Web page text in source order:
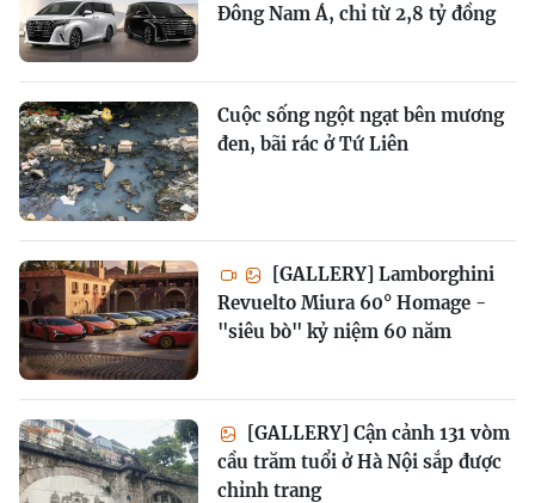
Đông Nam Á, chỉ từ 2,8 tỷ đồng
Cuộc sống ngột ngạt bên mương
đen, bãi rác ở Tứ Liên
[GALLERY] Lamborghini
Revuelto Miura 60° Homage -
"siêu bò" kỷ niệm 60 năm
[GALLERY] Cận cảnh 131 vòm
cầu trăm tuổi ở Hà Nội sắp được
chỉnh trang